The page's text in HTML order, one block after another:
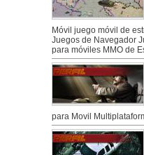
Móvil juego móvil de
Juegos de Navegador
para móviles MMO de
para Movil